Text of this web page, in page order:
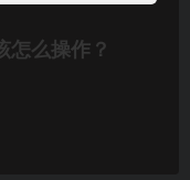
怎么操作？